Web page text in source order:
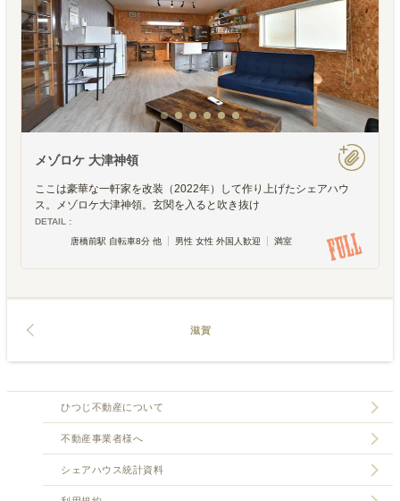
メゾロケ 大津神領
ここは豪華な一軒家を改装（2022年）して作り上げたシェアハウ
ス。メゾロケ大津神領。玄関を入ると吹き抜け
DETAIL :
唐橋前駅 自転車8分 他
男性 女性 外国人歓迎 満室
滋賀
ひつじ不動産について
不動産事業者様へ
シェアハウス統計資料